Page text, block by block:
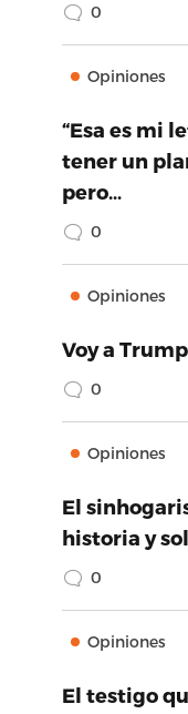
0
Opiniones
“Esa es mi
tener un
pero…
0
Opiniones
Voy a
0
Opiniones
El
historia y
0
Opiniones
El testigo